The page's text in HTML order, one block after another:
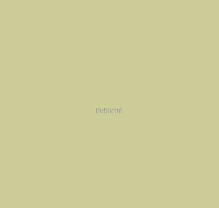
Publicité